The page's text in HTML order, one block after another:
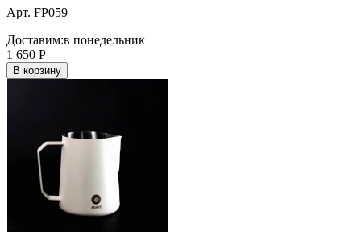
Арт. FP059
Доставим:в понедельник
1 650 Р
В корзину